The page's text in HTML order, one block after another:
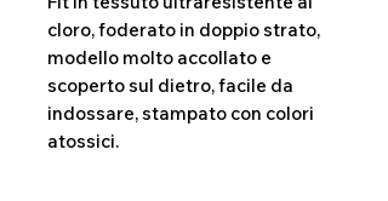
cloro, foderato in doppio strato,
modello molto accollato e
scoperto sul dietro, facile da
indossare, stampato con colori
atossici.